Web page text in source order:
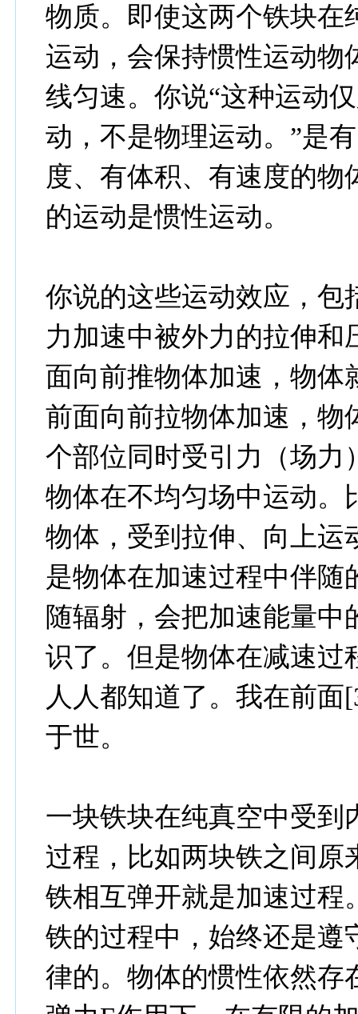
物质。即使这两个铁块在
运动，会保持惯性运动物
线匀速。你说“这种运动
动，不是物理运动。”是
度、有体积、有速度的
的运动是惯性运动。
你说的这些运动效应，包
力加速中被外力的拉伸
面向前推物体加速，物体
前面向前拉物体加速，物
个部位同时受引力（场力
物体在不均匀场中运动。
物体，受到拉伸、向上运
是物体在加速过程中伴随
随辐射，会把加速能量
识了。但是物体在减速过
人人都知道了。我在前
于世。
一块铁块在纯真空中受到
过程，比如两块铁之间原
铁相互弹开就是加速过程
铁的过程中，始终还是遵
律的。物体的惯性依然存